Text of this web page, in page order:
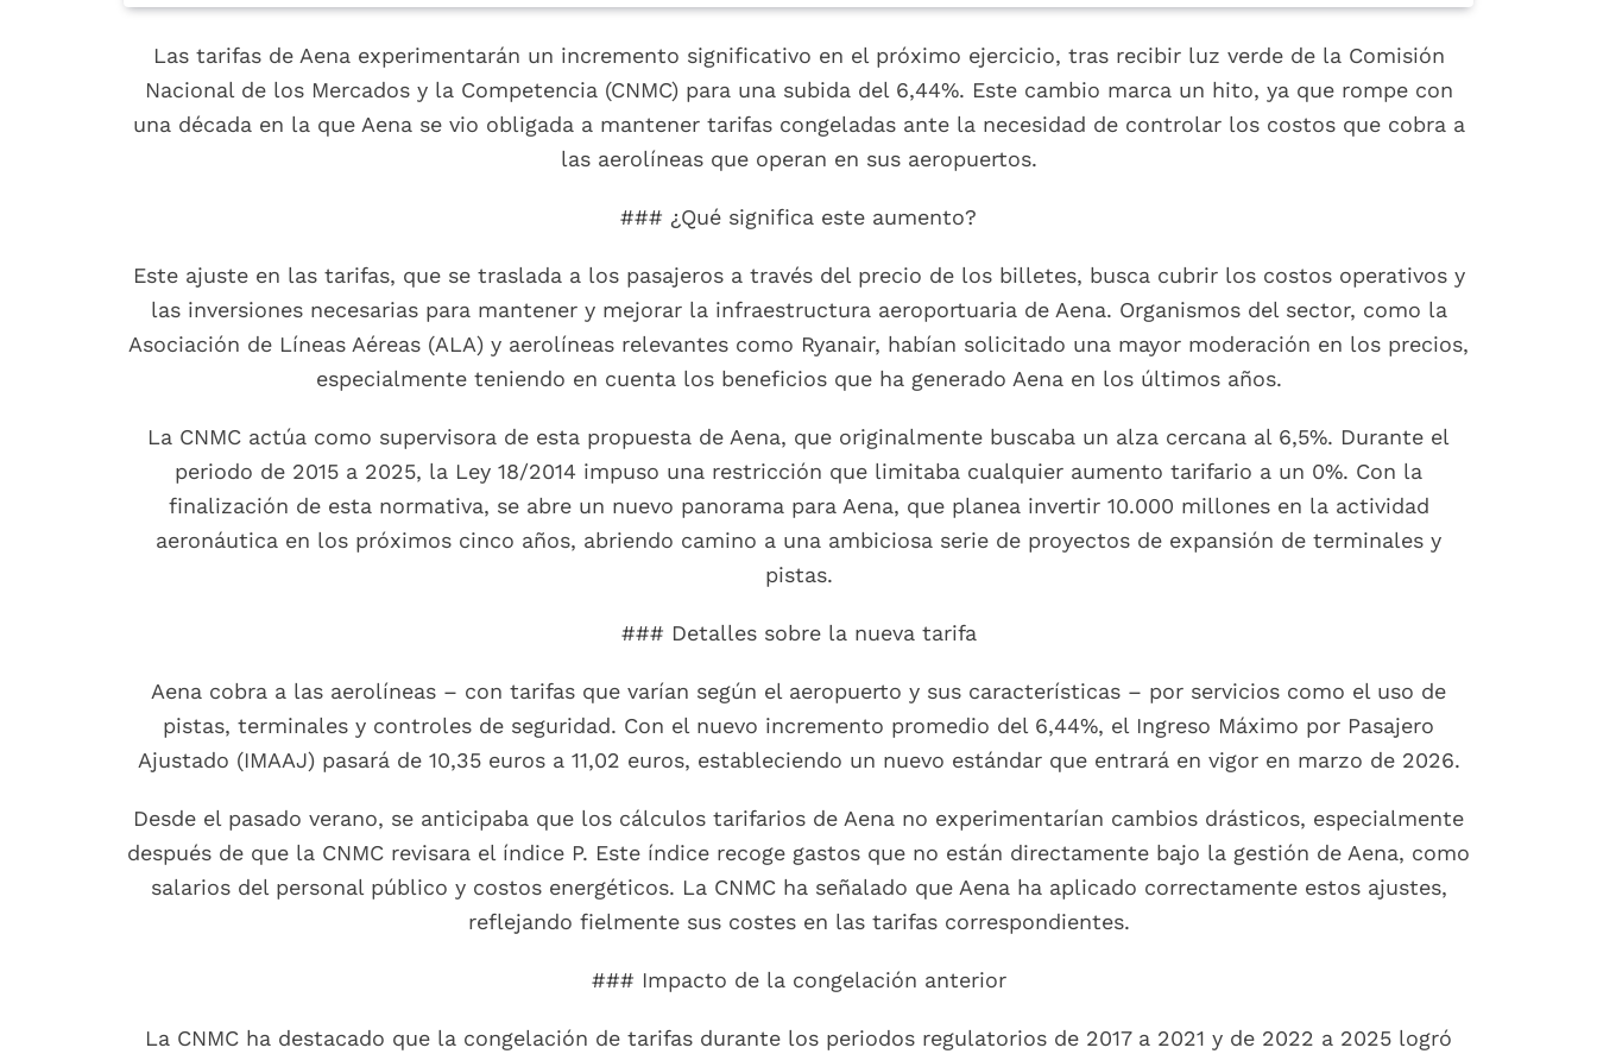
Las tarifas de Aena experimentarán un incremento significativo en el próximo ejercicio, tras recibir luz verde de la Comisión
Nacional de los Mercados y la Competencia (CNMC) para una subida del 6,44%. Este cambio marca un hito, ya que rompe con
una década en la que Aena se vio obligada a mantener tarifas congeladas ante la necesidad de controlar los costos que cobra a
las aerolíneas que operan en sus aeropuertos.
### ¿Qué significa este aumento?
Este ajuste en las tarifas, que se traslada a los pasajeros a través del precio de los billetes, busca cubrir los costos operativos y
las inversiones necesarias para mantener y mejorar la infraestructura aeroportuaria de Aena. Organismos del sector, como la
Asociación de Líneas Aéreas (ALA) y aerolíneas relevantes como Ryanair, habían solicitado una mayor moderación en los precios,
especialmente teniendo en cuenta los beneficios que ha generado Aena en los últimos años.
La CNMC actúa como supervisora de esta propuesta de Aena, que originalmente buscaba un alza cercana al 6,5%. Durante el
periodo de 2015 a 2025, la Ley 18/2014 impuso una restricción que limitaba cualquier aumento tarifario a un 0%. Con la
finalización de esta normativa, se abre un nuevo panorama para Aena, que planea invertir 10.000 millones en la actividad
aeronáutica en los próximos cinco años, abriendo camino a una ambiciosa serie de proyectos de expansión de terminales y
pistas.
### Detalles sobre la nueva tarifa
Aena cobra a las aerolíneas – con tarifas que varían según el aeropuerto y sus características – por servicios como el uso de
pistas, terminales y controles de seguridad. Con el nuevo incremento promedio del 6,44%, el Ingreso Máximo por Pasajero
Ajustado (IMAAJ) pasará de 10,35 euros a 11,02 euros, estableciendo un nuevo estándar que entrará en vigor en marzo de 2026.
Desde el pasado verano, se anticipaba que los cálculos tarifarios de Aena no experimentarían cambios drásticos, especialmente
después de que la CNMC revisara el índice P. Este índice recoge gastos que no están directamente bajo la gestión de Aena, como
salarios del personal público y costos energéticos. La CNMC ha señalado que Aena ha aplicado correctamente estos ajustes,
reflejando fielmente sus costes en las tarifas correspondientes.
### Impacto de la congelación anterior
La CNMC ha destacado que la congelación de tarifas durante los periodos regulatorios de 2017 a 2021 y de 2022 a 2025 logró